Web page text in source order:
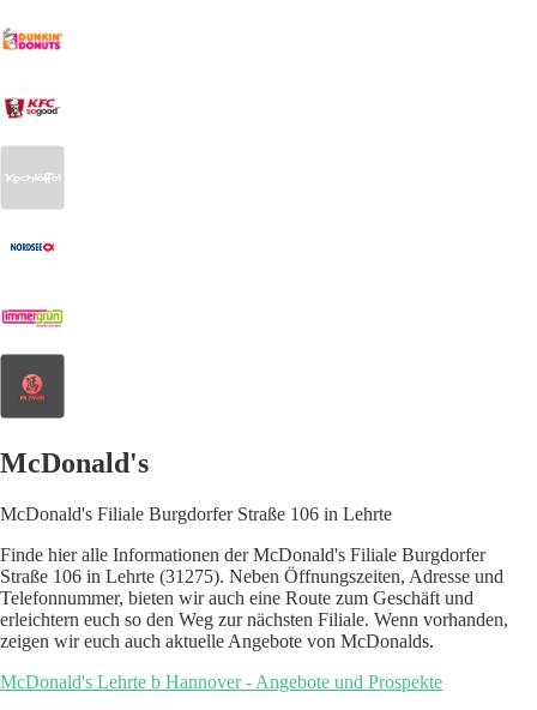
McDonald's
McDonald's Filiale Burgdorfer Straße 106 in Lehrte
Finde hier alle Informationen der McDonald's Filiale Burgdorfer
Straße 106 in Lehrte (31275). Neben Öffnungszeiten, Adresse und
Telefonnummer, bieten wir auch eine Route zum Geschäft und
erleichtern euch so den Weg zur nächsten Filiale. Wenn vorhanden,
zeigen wir euch auch aktuelle Angebote von McDonalds.
McDonald's Lehrte b Hannover - Angebote und Prospekte